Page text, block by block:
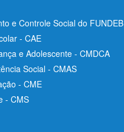
e Controle Social do FUNDEB
- CAE
e Adolescente - CMDCA
Social - CMAS
- CME
- CMS